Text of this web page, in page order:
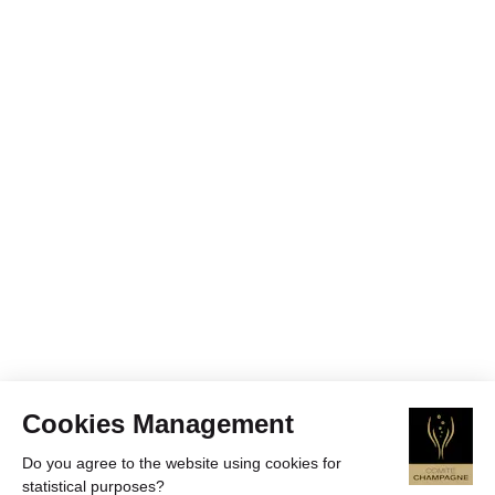
Cookies Management
Do you agree to the website using cookies for
statistical purposes?